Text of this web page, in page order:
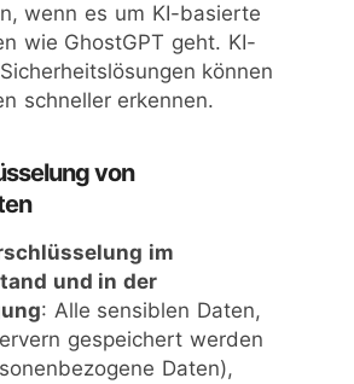
wenn es um KI-basierte
wie GhostGPT geht. KI-
können
schneller erkennen.
von
im
und in der
: Alle sensiblen Daten,
gespeichert werden
Daten),